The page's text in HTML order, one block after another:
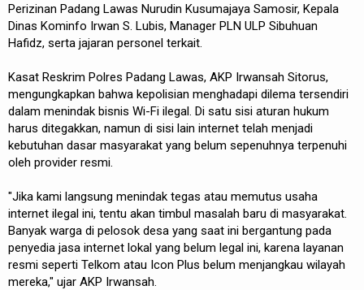
Perizinan Padang Lawas Nurudin Kusumajaya Samosir, Kepala
Dinas Kominfo Irwan S. Lubis, Manager PLN ULP Sibuhuan
Hafidz, serta jajaran personel terkait.
Kasat Reskrim Polres Padang Lawas, AKP Irwansah Sitorus,
mengungkapkan bahwa kepolisian menghadapi dilema tersendiri
dalam menindak bisnis Wi-Fi ilegal. Di satu sisi aturan hukum
harus ditegakkan, namun di sisi lain internet telah menjadi
kebutuhan dasar masyarakat yang belum sepenuhnya terpenuhi
oleh provider resmi.
"Jika kami langsung menindak tegas atau memutus usaha
internet ilegal ini, tentu akan timbul masalah baru di masyarakat.
Banyak warga di pelosok desa yang saat ini bergantung pada
penyedia jasa internet lokal yang belum legal ini, karena layanan
resmi seperti Telkom atau Icon Plus belum menjangkau wilayah
mereka," ujar AKP Irwansah.